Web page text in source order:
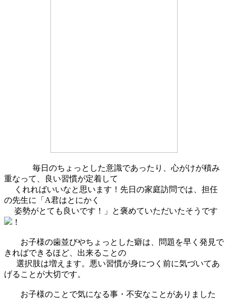
毎日のちょっとした意識であったり、心がけが積み
重なって、良い習慣が定着して
くれればいいなと思います！先日の家庭訪問では、担任
の先生に「A君はとにかく
姿勢がとても良いです！」と褒めていただいたそうです
！
お子様の歯並びやちょっとした癖は、問題を早く発見で
きればできるほど、出来ることの
選択肢は増えます。悪い習慣が身につく前に気づいてあ
げることが大切です。
お子様のことで気になる事・不安なことがありました